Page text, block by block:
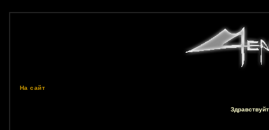
На сайт